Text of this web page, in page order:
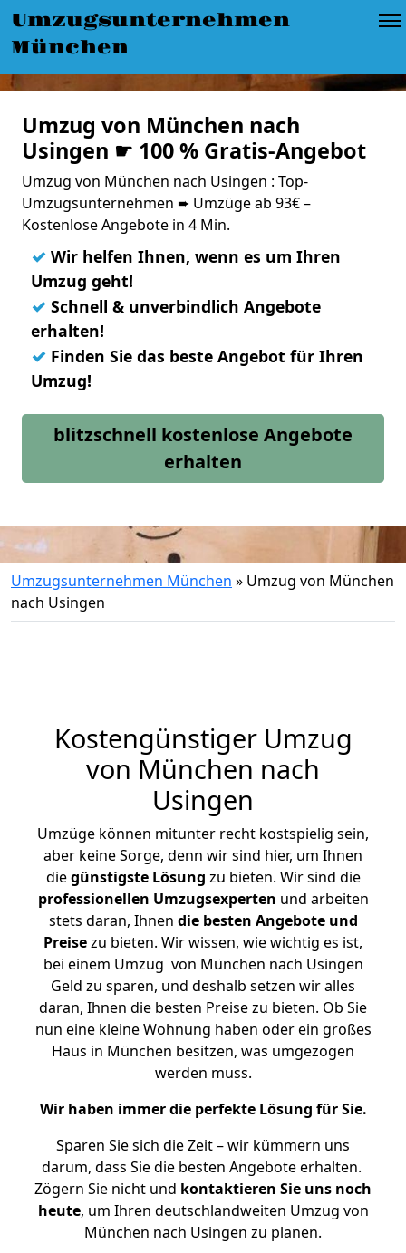
Umzugsunternehmen
München
Umzug von München nach
Usingen ☛ 100 % Gratis-Angebot
Umzug von München nach Usingen : Top-
Umzugsunternehmen ➨ Umzüge ab 93€ –
Kostenlose Angebote in 4 Min.
✓ Wir helfen Ihnen, wenn es um Ihren
Umzug geht!
✓ Schnell & unverbindlich Angebote
erhalten!
✓ Finden Sie das beste Angebot für Ihren
Umzug!
blitzschnell kostenlose Angebote
erhalten
Umzugsunternehmen München » Umzug von München
nach Usingen
Kostengünstiger Umzug
von München nach
Usingen
Umzüge können mitunter recht kostspielig sein,
aber keine Sorge, denn wir sind hier, um Ihnen
diegünstigste Lösung zu bieten. Wir sind die
professionellen Umzugsexperten und arbeiten
stets daran, Ihnen die besten Angebote und
Preisezu bieten. Wir wissen, wie wichtig es ist,
bei einem Umzug von München nach Usingen
Geld zu sparen, und deshalb setzen wir alles
daran, Ihnen die besten Preise zu bieten. Ob Sie
nun eine kleine Wohnung haben oder ein großes
Haus in München besitzen, was umgezogen
werden muss.
Wir haben immer die perfekte Lösung für Sie.
Sparen Sie sich die Zeit – wir kümmern uns
darum, dass Sie die besten Angebote erhalten.
Zögern Sie nicht und kontaktieren Sie uns noch
heute, um Ihren deutschlandweiten Umzug von
München nach Usingen zu planen.